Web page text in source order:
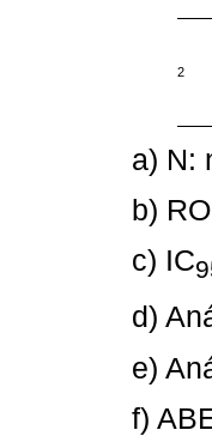
2
a) N:
b)
c) IC
d)
e)
f)